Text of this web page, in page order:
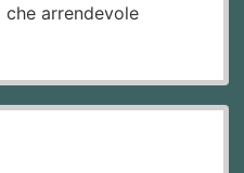
arrendevole